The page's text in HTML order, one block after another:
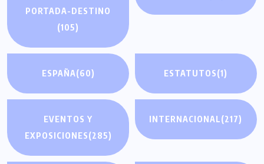
PORTADA-DESTINO
(105)
ESPAÑA(60) ESTATUTOS(1)
EVENTOS Y
EXPOSICIONES(285)
INTERNACIONAL(217)